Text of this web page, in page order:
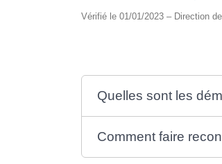
Vérifié le 01/01/2023 – Direction
Quelles sont les
Comment faire